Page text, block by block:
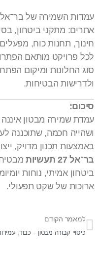
עמדות השמירה של בר־אל
אתרים: מתקני ביטחון,
חינוך, תחנות כוח,
לכל פרויקט מותאם
סוג החלונות ומיקום
ולדרישות הבטיחות.
סיכום:
עמדת שמירה מבטון
ושהייה חכמה, שתוכננה
באמצעות תכנון מדויק,
בר־אל 27 תעשיות
ביטחון אמיתי, נוחות
ארוכות של שקט תפעולי.
למאמר הקודם